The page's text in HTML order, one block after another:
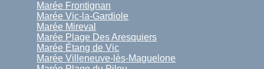
Marée Frontignan
Marée Vic-la-Gardiole
Marée Mireval
Marée Plage Des Aresquiers
Marée Étang de Vic
Marée Villeneuve-lès-Maguelone